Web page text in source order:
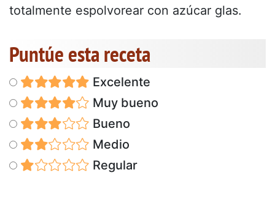
totalmente espolvorear con azúcar glas.
Puntúe esta receta
Excelente
Muy bueno
Bueno
Medio
Regular